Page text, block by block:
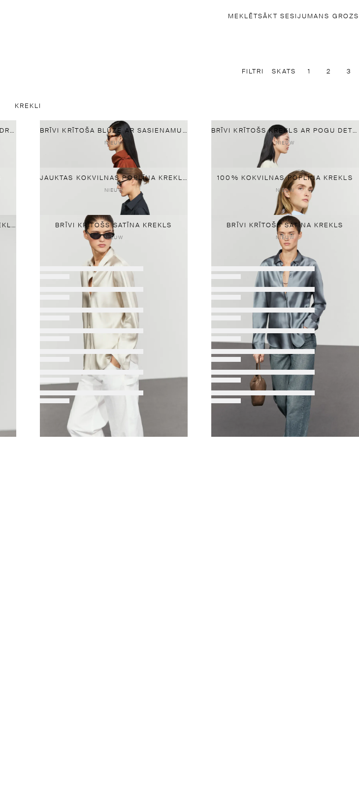
MEKLĒTSĀKT SESIJU MANS GROZS
FILTRI SKATS 1 2 3
KREKLI
PLŪSTOŠS 100% ZĪDA KREKLS AR DRAPĒTU KAKLA IZGRIEZUMU BRĪVI KRĪTOŠA BLŪZE AR SASIENAMU DETAĻU
NIEUW
BRĪVI KRĪTOŠS KREKLS AR POGU DETAĻĀM
NIEUW
JAUKTAS KOKVILNAS POPLĪNA KREKLS
NIEUW
100% KOKVILNAS POPLĪNA KREKLS
NIEUW
JAUKTAS KOKVILNAS POPLĪNA KREKLS BRĪVI KRĪTOŠS SATĪNA KREKLS
NIEUW
BRĪVI KRĪTOŠS SATĪNA KREKLS
NIEUW